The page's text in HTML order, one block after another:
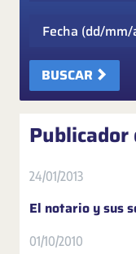
BUSCAR
24/01/2013
El notario y sus
01/10/2010